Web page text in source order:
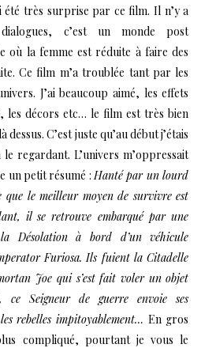
été très surprise par ce film. Il n’y a
c’est un monde post
où la femme est réduite à faire des
Ce film m’a troublée tant par les
J’ai beaucoup aimé, les effets
les décors etc… le film est très bien
C’est juste qu’au début j’étais
le regardant. L’univers m’oppressait
un petit résumé :Hanté par un lourd
que le meilleur moyen de survivre est
il se retrouve embarqué par une
Désolation à bord d’un véhicule
Furiosa. Ils fuient la Citadelle
Joe qui s’est fait voler un objet
ce Seigneur de guerre envoie ses
rebelles impitoyablement…En gros
compliqué, pourtant je vous le